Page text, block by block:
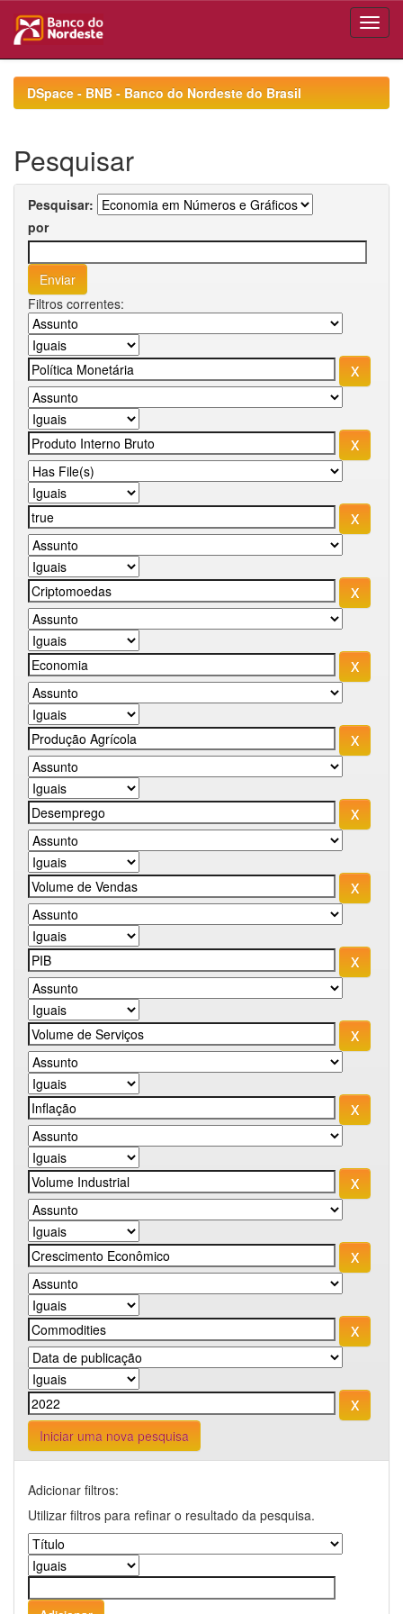
navigationDSpace - BNB - Banco do Nordeste do Brasil
Pesquisar
Pesquisar:
por
Filtros correntes:
Iniciar uma nova pesquisa
Adicionar filtros:
Utilizar filtros para refinar o resultado da pesquisa.